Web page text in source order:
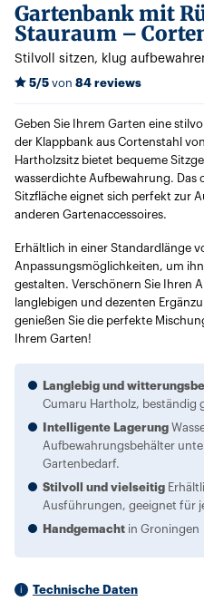
Gartenbank mit
Stauraum –
Stilvoll sitzen, klug
5/5 von 84 reviews
Geben Sie Ihrem Garten eine
der Klappbank aus Cortenstahl
Hartholzsitz bietet bequeme
wasserdichte Aufbewahrung. Das
Sitzfläche eignet sich perfekt zur
anderen Gartenaccessoires.
Erhältlich in einer Standardlänge
Anpassungsmöglichkeiten, um
gestalten. Verschönern Sie Ihren
langlebigen und dezenten
genießen Sie die perfekte
Ihrem Garten!
Langlebig und
Cumaru Hartholz, beständig
Intelligente Lagerung
Aufbewahrungsbehälter
Gartenbedarf.
Stilvoll und vielseitig
Ausführungen, geeignet für
Handgemacht in Groningen
Technische Daten